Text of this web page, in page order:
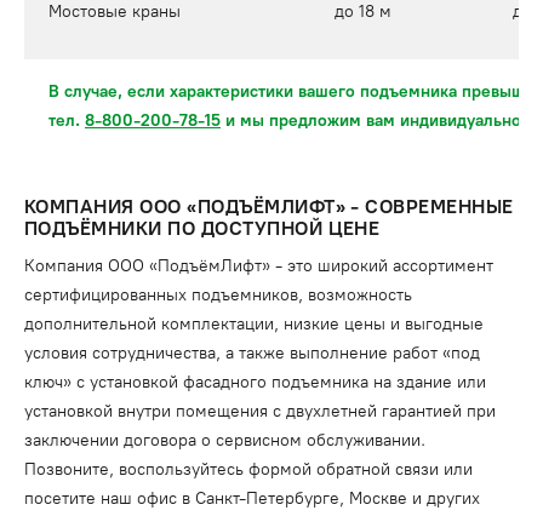
Мостовые краны до 18 м до
В случае, если характеристики вашего подъемника
тел. 8-800-200-78-15 и мы предложим вам индивидуальное
КОМПАНИЯ ООО «ПОДЪЁМЛИФТ» - СОВРЕМЕННЫЕ
ПОДЪЁМНИКИ ПО ДОСТУПНОЙ ЦЕНЕ
Компания ООО «ПодъёмЛифт» - это широкий ассортимент
сертифицированных подъемников, возможность
дополнительной комплектации, низкие цены и выгодные
условия сотрудничества, а также выполнение работ «под
ключ» с установкой фасадного подъемника на здание или
установкой внутри помещения с двухлетней гарантией при
заключении договора о сервисном обслуживании.
Позвоните, воспользуйтесь формой обратной связи или
посетите наш офис в Санкт-Петербурге, Москве и других